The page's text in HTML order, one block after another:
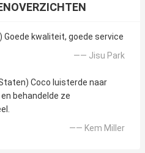
Goede kwaliteit, goede service
—— Jisu Park
Coco luisterde naar
behandelde ze
—— Kem Miller